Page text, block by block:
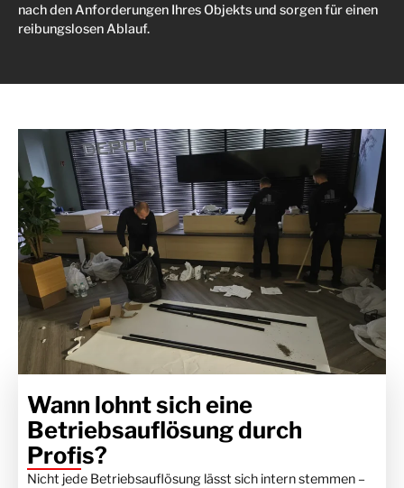
nach den Anforderungen Ihres Objekts und sorgen für einen
reibungslosen Ablauf.
Wann lohnt sich eine
Betriebsauflösung durch
Profis?
Nicht jede Betriebsauflösung lässt sich intern stemmen –